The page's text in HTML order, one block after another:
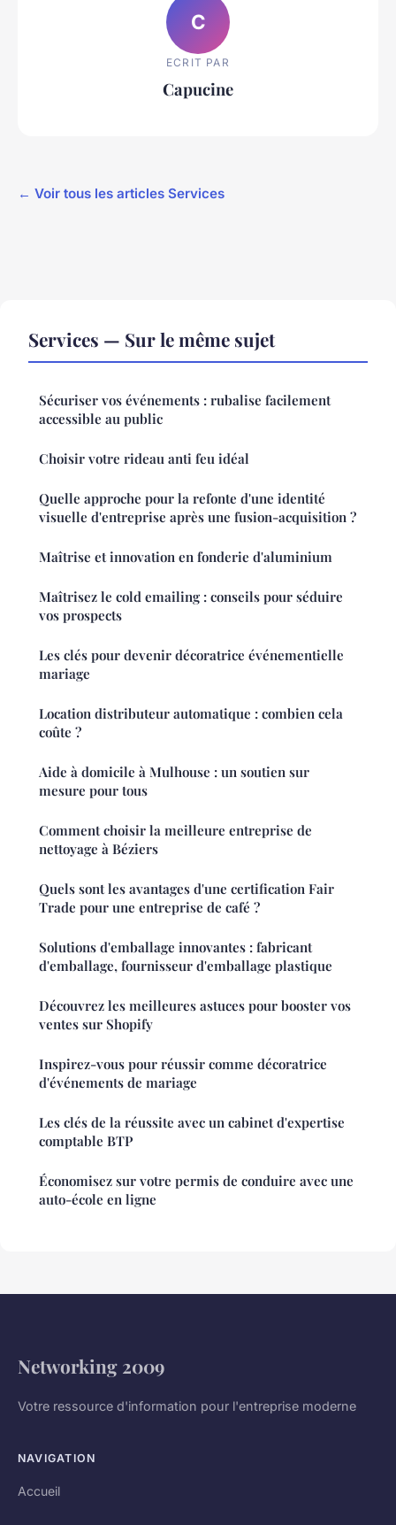
C
ECRIT PAR
Capucine
← Voir tous les articles Services
Services — Sur le même sujet
Sécuriser vos événements : rubalise facilement
accessible au public
Choisir votre rideau anti feu idéal
Quelle approche pour la refonte d'une identité
visuelle d'entreprise après une fusion-acquisition ?
Maîtrise et innovation en fonderie d'aluminium
Maîtrisez le cold emailing : conseils pour séduire
vos prospects
Les clés pour devenir décoratrice événementielle
mariage
Location distributeur automatique : combien cela
coûte ?
Aide à domicile à Mulhouse : un soutien sur
mesure pour tous
Comment choisir la meilleure entreprise de
nettoyage à Béziers
Quels sont les avantages d'une certification Fair
Trade pour une entreprise de café ?
Solutions d'emballage innovantes : fabricant
d'emballage, fournisseur d'emballage plastique
Découvrez les meilleures astuces pour booster vos
ventes sur Shopify
Inspirez-vous pour réussir comme décoratrice
d'événements de mariage
Les clés de la réussite avec un cabinet d'expertise
comptable BTP
Économisez sur votre permis de conduire avec une
auto-école en ligne
Networking 2009
Votre ressource d'information pour l'entreprise moderne
NAVIGATION
Accueil